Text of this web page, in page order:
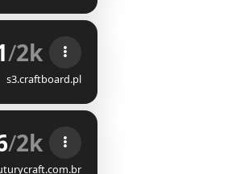
/2k
s3.craftboard.pl
/2k